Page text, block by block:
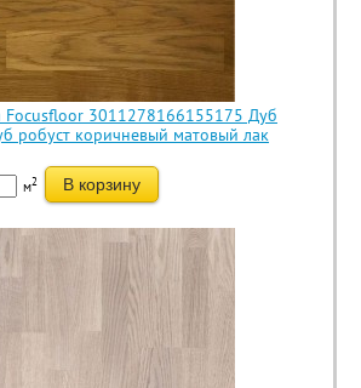
Focusfloor 3011278166155175 Дуб
робуст коричневый матовый лак
м2 В корзину